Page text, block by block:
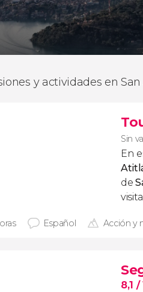
y actividades en
Sin
En
de
Español Acción y
8,1 /